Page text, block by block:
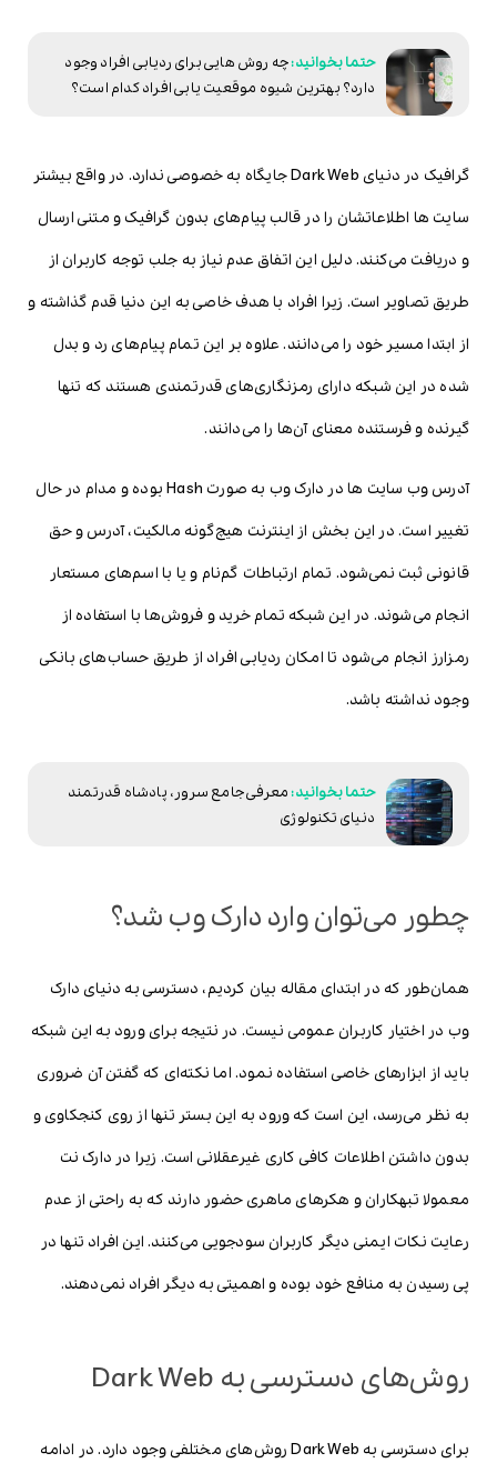
چه روش هایی برای ردیابی افراد وجود
دارد؟ بهترین شیوه موقعیت یابی افراد کدام است؟
گرافیک در دنیای Dark Web جایگاه به خصوصی ندارد. در واقع بیشتر
سایت ها اطلاعاتشان را در قالب پیام‌های بدون گرافیک و متنی ارسال
و دریافت می‌کنند. دلیل این اتفاق عدم نیاز به جلب توجه کاربران از
طریق تصاویر است. زیرا افراد با هدف خاصی به این دنیا قدم گذاشته و
از ابتدا مسیر خود را می‌دانند. علاوه بر این تمام پیام‌های رد و بدل
شده در این شبکه دارای رمزنگاری‌های قدرتمندی هستند که تنها
گیرنده و فرستنده معنای آن‌ها را می‌دانند.
آدرس وب سایت ها در دارک وب به صورت Hash بوده و مدام در حال
تغییر است. در این بخش از اینترنت هیچ‌گونه مالکیت، آدرس و حق
قانونی ثبت نمی‌شود. تمام ارتباطات گم‌نام و یا با اسم‌های مستعار
انجام می‌شوند. در این شبکه تمام خرید و فروش‌ها با استفاده از
رمزارز انجام می‌شود تا امکان ردیابی افراد از طریق حساب‌های بانکی
وجود نداشته باشد.
معرفی جامع سرور، پادشاه قدرتمند
دنیای تکنولوژی
چطور می‌توان وارد دارک وب شد؟
همان‌طور که در ابتدای مقاله بیان کردیم، دسترسی به دنیای دارک
وب در اختیار کاربران عمومی نیست. در نتیجه برای ورود به این شبکه
باید از ابزارهای خاصی استفاده نمود. اما نکته‌ای که گفتن آن ضروری
به نظر می‌رسد، این است که ورود به این بستر تنها از روی کنجکاوی و
بدون داشتن اطلاعات کافی کاری غیرعقلانی است. زیرا در دارک نت
معمولا تبهکاران و هکرهای ماهری حضور دارند که به راحتی از عدم
رعایت نکات ایمنی دیگر کاربران سودجویی می‌کنند. این افراد تنها در
پی رسیدن به منافع خود بوده و اهمیتی به دیگر افراد نمی‌دهند.
روش‌های دسترسی به Dark Web
برای دسترسی به Dark Web روش‌های مختلفی وجود دارد. در ادامه